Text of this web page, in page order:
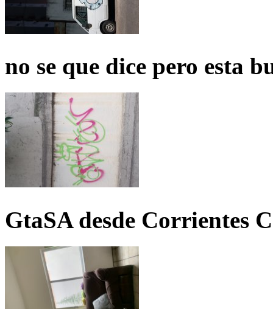
no se que dice pero esta
GtaSA desde Corrientes